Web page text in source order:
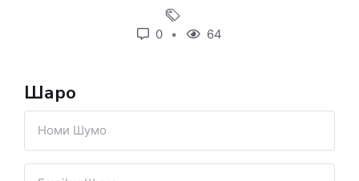
0 64
Шарҳҳо